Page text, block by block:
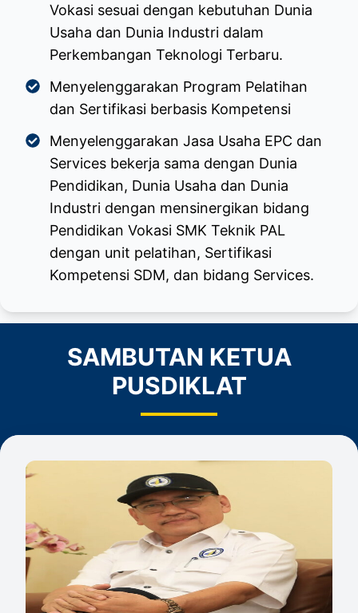
Vokasi sesuai dengan kebutuhan Dunia
Usaha dan Dunia Industri dalam
Perkembangan Teknologi Terbaru.
Menyelenggarakan Program Pelatihan
dan Sertifikasi berbasis Kompetensi
Menyelenggarakan Jasa Usaha EPC dan
Services bekerja sama dengan Dunia
Pendidikan, Dunia Usaha dan Dunia
Industri dengan mensinergikan bidang
Pendidikan Vokasi SMK Teknik PAL
dengan unit pelatihan, Sertifikasi
Kompetensi SDM, dan bidang Services.
SAMBUTAN KETUA
PUSDIKLAT